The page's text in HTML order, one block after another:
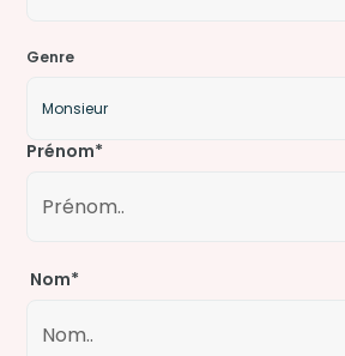
Genre
Prénom*
Nom*